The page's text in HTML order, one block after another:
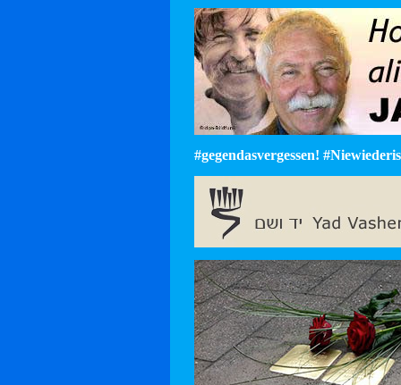
#gegendasvergessen!